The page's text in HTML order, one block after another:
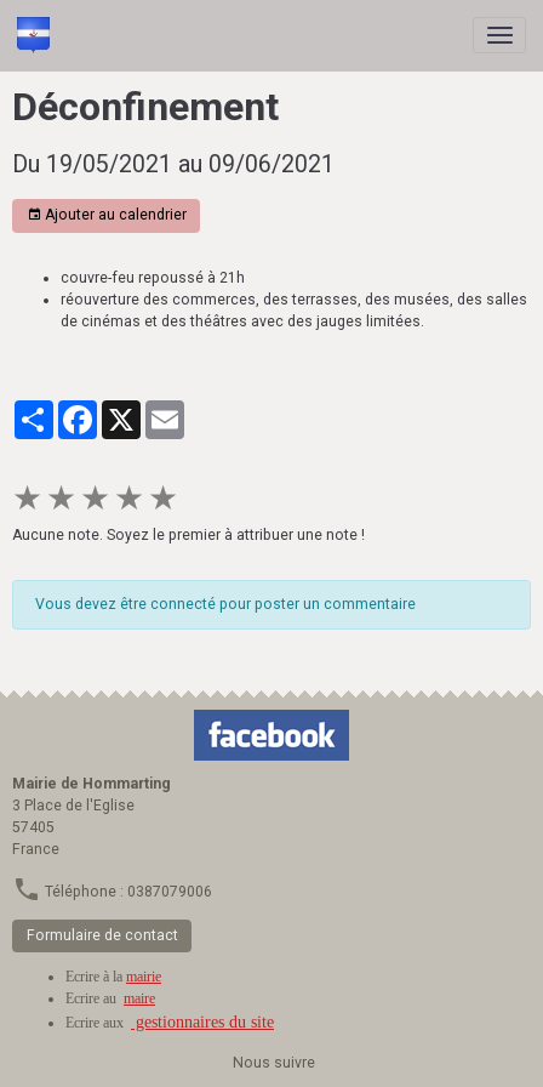
Déconfinement
Du 19/05/2021 au 09/06/2021
Ajouter au calendrier
couvre-feu repoussé à 21h
réouverture des commerces, des terrasses, des musées, des salles
de cinémas et des théâtres avec des jauges limitées.
PartagerFacebook
X
★ ★ ★ ★ ★
Aucune note. Soyez le premier à attribuer une note !
Vous devez être connecté pour poster un commentaire
Mairie de Hommarting
3 Place de l'Eglise
57405
France
Téléphone : 0387079006
Formulaire de contact
Ecrire à la mairie
Ecrire au maire
Ecrire aux
gestionnaires du site
Nous suivre